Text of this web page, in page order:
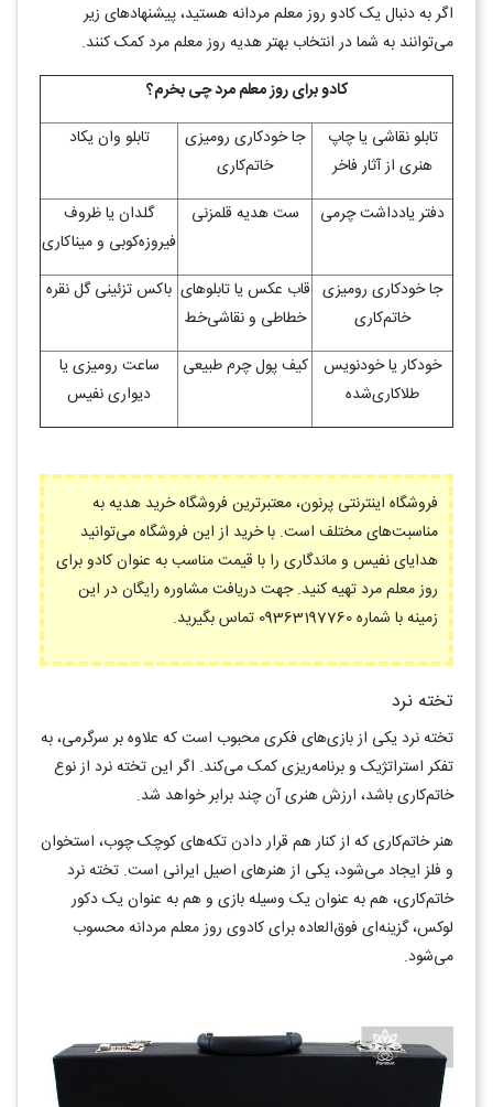
اگر به دنبال یک کادو روز معلم مردانه هستید، پیشنهادهای زیر
می‌توانند به شما در انتخاب بهتر هدیه روز معلم مرد کمک کنند.
کادو برای روز معلم مرد چی بخرم؟
تابلو نقاشی یا چاپ
هنری از آثار فاخر
جا خودکاری رومیزی
خاتم‌کاری
تابلو وان یکاد
دفتر یادداشت چرمی ست هدیه قلمزنی
گلدان یا ظروف
فیروزه‌کوبی و میناکاری
جا خودکاری رومیزی
خاتم‌کاری
قاب عکس یا تابلوهای
خطاطی و نقاشی‌خط
باکس تزئینی گل نقره
خودکار یا خودنویس
طلاکاری‌شده
کیف پول چرم طبیعی
ساعت رومیزی یا
دیواری نفیس
فروشگاه اینترنتی پرنون، معتبرترین فروشگاه خرید هدیه به
مناسبت‌های مختلف است. با خرید از این فروشگاه می‌توانید
هدایای نفیس و ماندگاری را با قیمت مناسب به عنوان کادو برای
روز معلم مرد تهیه کنید. جهت دریافت مشاوره رایگان در این
زمینه با شماره 09363197760 تماس بگیرید.
تخته نرد
تخته نرد یکی از بازی‌های فکری محبوب است که علاوه بر سرگرمی، به
تفکر استراتژیک و برنامه‌ریزی کمک می‌کند. اگر این تخته نرد از نوع
خاتم‌کاری باشد، ارزش هنری آن چند برابر خواهد شد.
هنر خاتم‌کاری که از کنار هم قرار دادن تکه‌های کوچک چوب، استخوان
و فلز ایجاد می‌شود، یکی از هنرهای اصیل ایرانی است. تخته نرد
خاتم‌کاری، هم به عنوان یک وسیله بازی و هم به عنوان یک دکور
لوکس، گزینه‌ای فوق‌العاده برای کادوی روز معلم مردانه محسوب
می‌شود.